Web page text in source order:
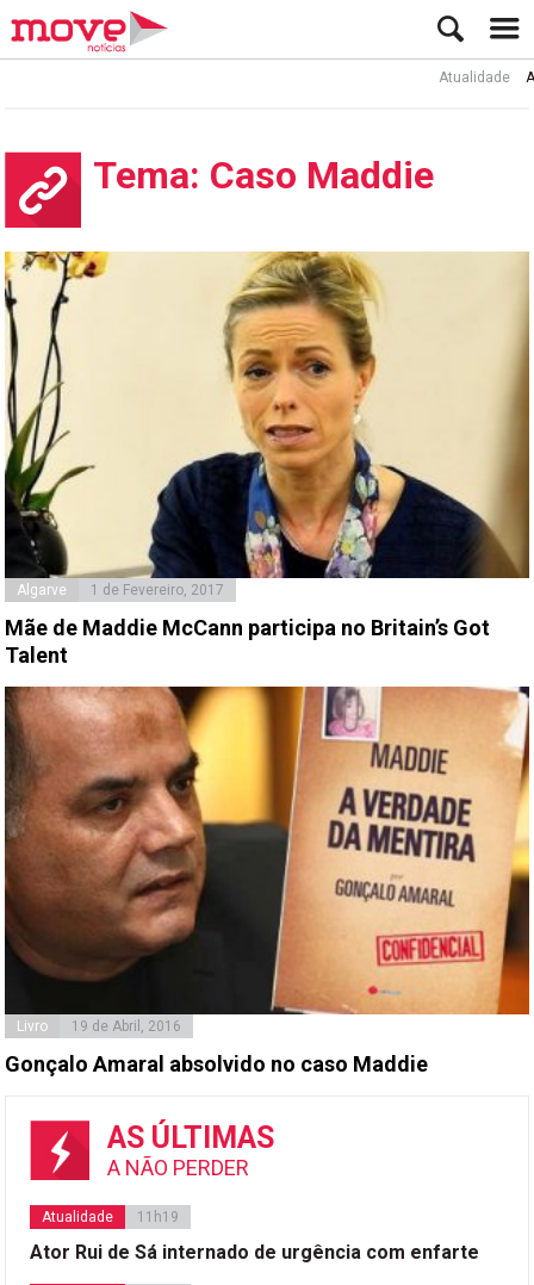
Atualidade
Tema: Caso Maddie
Algarve 1 de Fevereiro, 2017
Mãe de Maddie McCann participa no Britain’s Got
Talent
Livro 19 de Abril, 2016
Gonçalo Amaral absolvido no caso Maddie
AS ÚLTIMAS
A NÃO PERDER
Atualidade 11h19
Ator Rui de Sá internado de urgência com enfarte